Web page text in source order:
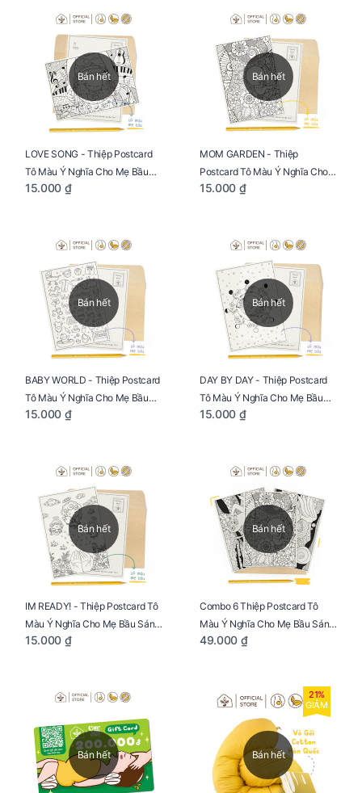
Bán hết
LOVE SONG - Thiệp Postcard
Tô Màu Ý Nghĩa Cho Mẹ Bầu
Sáng Tạo, Thư Giãn Và Hạnh
15.000 ₫
Bán hết
MOM GARDEN - Thiệp
Postcard Tô Màu Ý Nghĩa Cho
Mẹ Bầu Sáng Tạo, Thư Giãn Và
15.000 ₫
Bán hết
BABY WORLD - Thiệp Postcard
Tô Màu Ý Nghĩa Cho Mẹ Bầu
Sáng Tạo, Thư Giãn Và Hạnh
15.000 ₫
Bán hết
DAY BY DAY - Thiệp Postcard
Tô Màu Ý Nghĩa Cho Mẹ Bầu
Sáng Tạo, Thư Giãn Và Hạnh
15.000 ₫
Bán hết
IM READY! - Thiệp Postcard Tô
Màu Ý Nghĩa Cho Mẹ Bầu Sáng
Tạo, Thư Giãn Và Hạnh Phúc
15.000 ₫
Bán hết
Combo 6 Thiệp Postcard Tô
Màu Ý Nghĩa Cho Mẹ Bầu Sáng
Tạo, Thư Giãn Và Hạnh Phúc
49.000 ₫
Bán hết Bán hết
21%
GIẢM